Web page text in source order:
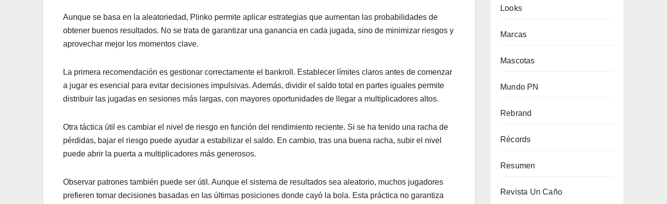
Aunque se basa en la aleatoriedad, Plinko permite aplicar estrategias que aumentan las probabilidades de
obtener buenos resultados. No se trata de garantizar una ganancia en cada jugada, sino de minimizar riesgos y
aprovechar mejor los momentos clave.
La primera recomendación es gestionar correctamente el bankroll. Establecer límites claros antes de comenzar
a jugar es esencial para evitar decisiones impulsivas. Además, dividir el saldo total en partes iguales permite
distribuir las jugadas en sesiones más largas, con mayores oportunidades de llegar a multiplicadores altos.
Otra táctica útil es cambiar el nivel de riesgo en función del rendimiento reciente. Si se ha tenido una racha de
pérdidas, bajar el riesgo puede ayudar a estabilizar el saldo. En cambio, tras una buena racha, subir el nivel
puede abrir la puerta a multiplicadores más generosos.
Observar patrones también puede ser útil. Aunque el sistema de resultados sea aleatorio, muchos jugadores
prefieren tomar decisiones basadas en las últimas posiciones donde cayó la bola. Esta práctica no garantiza
Looks
Marcas
Mascotas
Mundo PN
Rebrand
Récords
Resumen
Revista Un Caño